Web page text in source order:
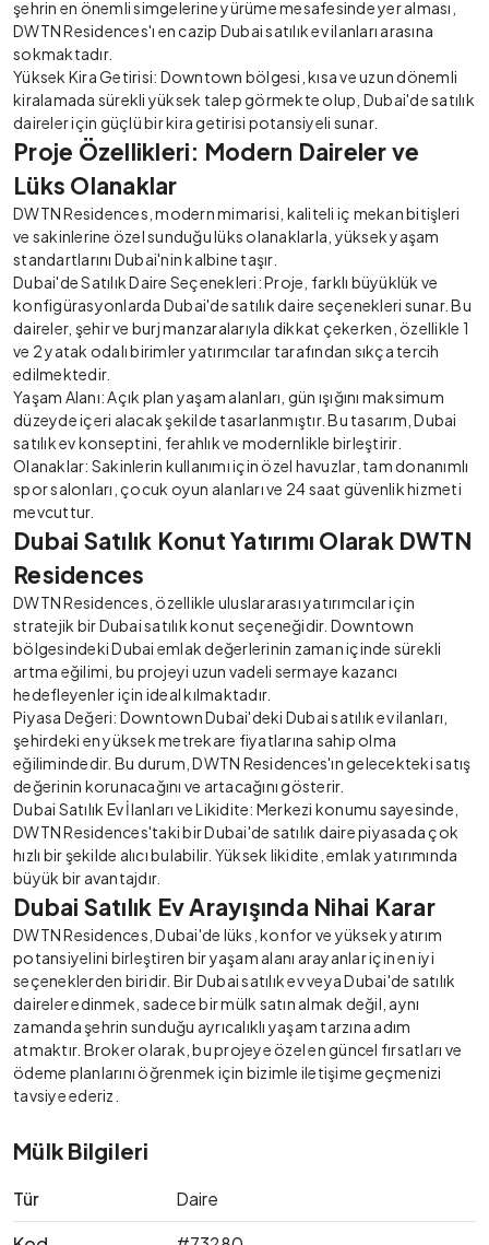
şehrin en önemli simgelerine yürüme mesafesinde yer alması,
DWTN Residences'ı en cazip Dubai satılık ev ilanları arasına
sokmaktadır.
Yüksek Kira Getirisi: Downtown bölgesi, kısa ve uzun dönemli
kiralamada sürekli yüksek talep görmekte olup, Dubai'de satılık
daireler için güçlü bir kira getirisi potansiyeli sunar.
Proje Özellikleri: Modern Daireler ve
Lüks Olanaklar
DWTN Residences, modern mimarisi, kaliteli iç mekan bitişleri
ve sakinlerine özel sunduğu lüks olanaklarla, yüksek yaşam
standartlarını Dubai'nin kalbine taşır.
Dubai'de Satılık Daire Seçenekleri: Proje, farklı büyüklük ve
konfigürasyonlarda Dubai'de satılık daire seçenekleri sunar. Bu
daireler, şehir ve burj manzaralarıyla dikkat çekerken, özellikle 1
ve 2 yatak odalı birimler yatırımcılar tarafından sıkça tercih
edilmektedir.
Yaşam Alanı: Açık plan yaşam alanları, gün ışığını maksimum
düzeyde içeri alacak şekilde tasarlanmıştır. Bu tasarım, Dubai
satılık ev konseptini, ferahlık ve modernlikle birleştirir.
Olanaklar: Sakinlerin kullanımı için özel havuzlar, tam donanımlı
spor salonları, çocuk oyun alanları ve 24 saat güvenlik hizmeti
mevcuttur.
Dubai Satılık Konut Yatırımı Olarak DWTN
Residences
DWTN Residences, özellikle uluslararası yatırımcılar için
stratejik bir Dubai satılık konut seçeneğidir. Downtown
bölgesindeki Dubai emlak değerlerinin zaman içinde sürekli
artma eğilimi, bu projeyi uzun vadeli sermaye kazancı
hedefleyenler için ideal kılmaktadır.
Piyasa Değeri: Downtown Dubai'deki Dubai satılık ev ilanları,
şehirdeki en yüksek metrekare fiyatlarına sahip olma
eğilimindedir. Bu durum, DWTN Residences'ın gelecekteki satış
değerinin korunacağını ve artacağını gösterir.
Dubai Satılık Ev İlanları ve Likidite: Merkezi konumu sayesinde,
DWTN Residences'taki bir Dubai'de satılık daire piyasada çok
hızlı bir şekilde alıcı bulabilir. Yüksek likidite, emlak yatırımında
büyük bir avantajdır.
Dubai Satılık Ev Arayışında Nihai Karar
DWTN Residences, Dubai'de lüks, konfor ve yüksek yatırım
potansiyelini birleştiren bir yaşam alanı arayanlar için en iyi
seçeneklerden biridir. Bir Dubai satılık ev veya Dubai'de satılık
daireler edinmek, sadece bir mülk satın almak değil, aynı
zamanda şehrin sunduğu ayrıcalıklı yaşam tarzına adım
atmaktır. Broker olarak, bu projeye özel en güncel fırsatları ve
ödeme planlarını öğrenmek için bizimle iletişime geçmenizi
tavsiye ederiz.
Mülk Bilgileri
Tür
Daire